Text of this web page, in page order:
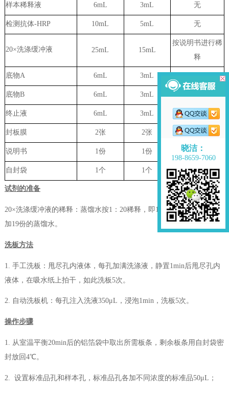
晓洁：
198-8659-7060
样本稀释液 6mL 3mL 无
检测抗体-HRP 10mL 5mL 无
20×洗涤缓冲液 25mL 15mL
按说明书进行稀
释
底物A 6mL 3mL
底物B 6mL 3mL
终止液 6mL 3mL 无
封板膜 2张 2张 无
说明书 1份 1份 无
自封袋 1个 1个 无
试剂的准备
20×洗涤缓冲液的稀释：蒸馏水按1：20稀释，即1份的20×洗涤缓冲液
加19份的蒸馏水。
洗板方法
1. 手工洗板：甩尽孔内液体，每孔加满洗涤液，静置1min后甩尽孔内
液体，在吸水纸上拍干，如此洗板5次。
2. 自动洗板机：每孔注入洗液350μL，浸泡1min，洗板5次。
操作步骤
1. 从室温平衡20min后的铝箔袋中取出所需板条，剩余板条用自封袋密
封放回4℃。
2. 设置标准品孔和样本孔，标准品孔各加不同浓度的标准品50μL；